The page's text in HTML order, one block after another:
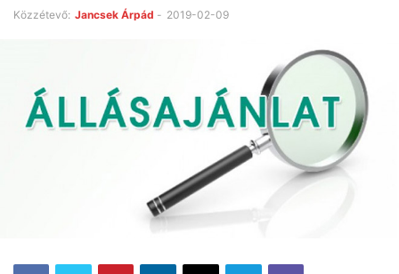
Közzétevő: Jancsek Árpád - 2019-02-09